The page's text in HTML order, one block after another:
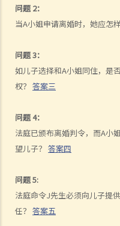
问题 2：
当A小姐申请离婚时，她应怎样
问题 3：
如儿子选择和A小姐同住，是
权？ 答案三
问题 4：
法庭已颁布离婚判令，而A小
望儿子？ 答案四
问题 5:
法庭命令J先生必须向儿子提
任？ 答案五
F. 与非香港居民结婚
A. 香港居民与海外人士结婚（
C. 在港就业／就读的海外或中
G. 已婚人士享有的福利与权益
B. 供养父母及供养祖父母或外
H. 重婚
1. 如果我在国外和同性结婚，
支付方后来发现接受方在结婚
否可以(a)根据新证据撤销判决
及(c)请求取消对方获得附属济